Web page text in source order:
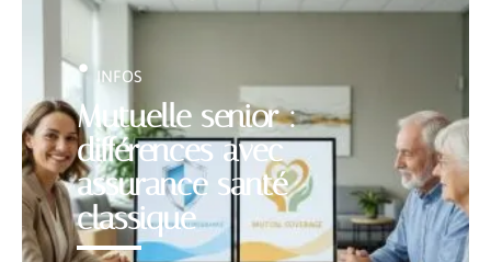
Mutuelle senior :
différences avec
assurance santé
classique
INFOS